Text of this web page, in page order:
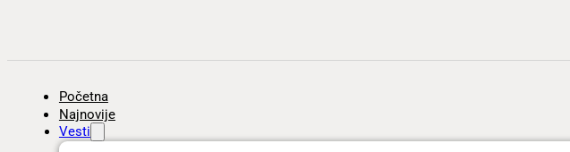
Početna
Najnovije
Vesti